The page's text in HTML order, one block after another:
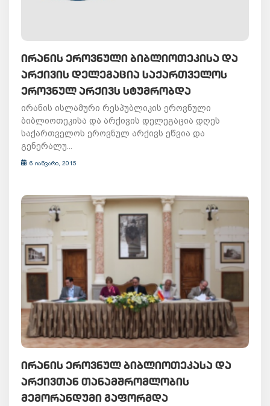
ᲘᲠᲐᲜᲘᲡ ᲔᲠᲝᲕᲜᲣᲚᲘ ᲑᲘᲑᲚᲘᲝᲗᲔᲙᲘᲡᲐ ᲓᲐ
ᲐᲠᲥᲘᲕᲘᲡ ᲓᲔᲚᲔᲒᲐᲪᲘᲐ ᲡᲐᲥᲐᲠᲗᲕᲔᲚᲝᲡ
ᲔᲠᲝᲕᲜᲣᲚ ᲐᲠᲥᲘᲕᲡ ᲡᲢᲣᲛᲠᲝᲑᲓᲐ
ირანის ისლამური რესპუბლიკის ეროვნული
ბიბლიოთეკისა და არქივის დელეგაცია დღეს
საქართველოს ეროვნულ არქივს ეწვია და
გენერალუ...
6 იანვარი, 2015
ᲘᲠᲐᲜᲘᲡ ᲔᲠᲝᲕᲜᲣᲚ ᲑᲘᲑᲚᲘᲝᲗᲔᲙᲐᲡᲐ ᲓᲐ
ᲐᲠᲥᲘᲕᲗᲐᲜ ᲗᲐᲜᲐᲛᲨᲠᲝᲛᲚᲝᲑᲘᲡ
ᲛᲔᲛᲝᲠᲐᲜᲓᲣᲛᲘ ᲒᲐᲤᲝᲠᲛᲓᲐ